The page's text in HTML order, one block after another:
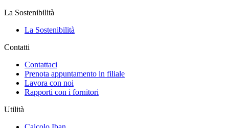
La Sostenibilità
La Sostenibilità
Contatti
Contattaci
Prenota appuntamento in filiale
Lavora con noi
Rapporti con i fornitori
Utilità